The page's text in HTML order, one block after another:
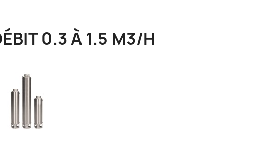
0.3 À 1.5 M3/H